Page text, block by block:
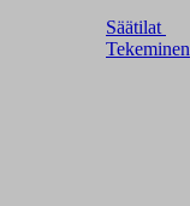
Säätilat
Tekeminen